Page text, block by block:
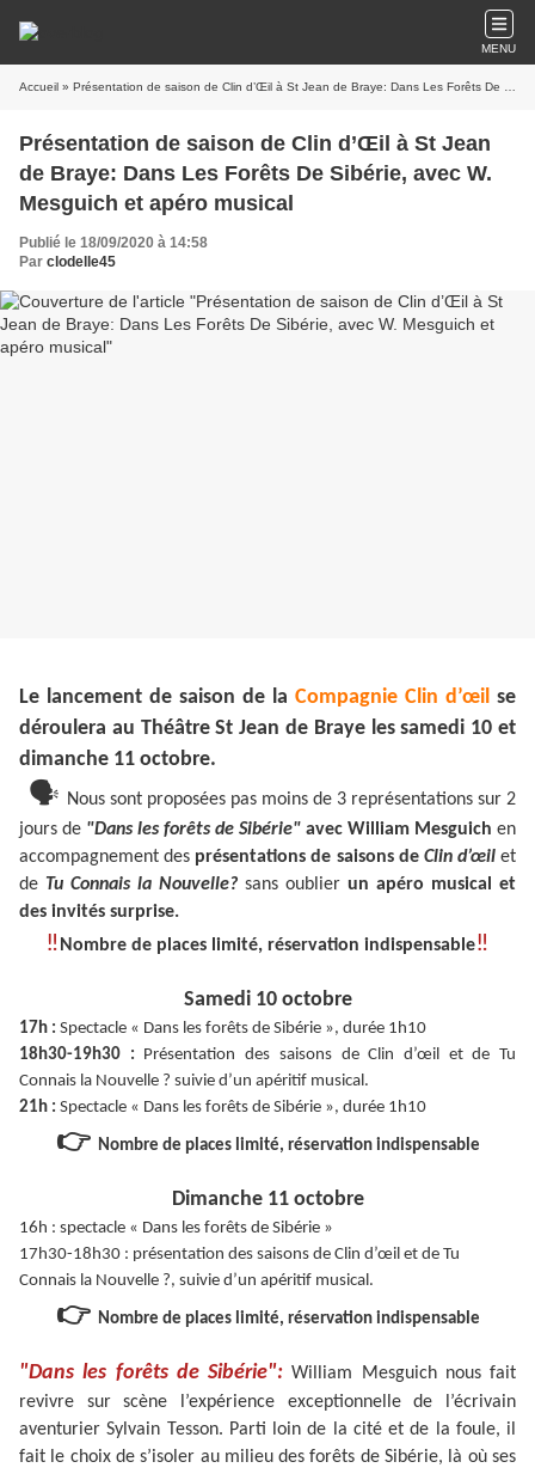
MENU
Accueil » Présentation de saison de Clin d’Œil à St Jean de Braye: Dans Les Forêts De Sibérie, avec W. Mesguich et apéro musical
Présentation de saison de Clin d’Œil à St Jean
de Braye: Dans Les Forêts De Sibérie, avec W.
Mesguich et apéro musical
Publié le 18/09/2020 à 14:58
Par clodelle45
Le lancement de saison de la Compagnie Clin d’œil se
déroulera au Théâtre St Jean de Braye les samedi 10 et
dimanche 11 octobre.
🗣 Nous sont proposées pas moins de 3 représentations sur 2
jours de "Dans les forêts de Sibérie" avec William Mesguich en
accompagnement des présentations de saisons de Clin d’œil et
de Tu Connais la Nouvelle? sans oublier un apéro musical et
des invités surprise.
‼ Nombre de places limité, réservation indispensable‼
Samedi 10 octobre
17h : Spectacle « Dans les forêts de Sibérie », durée 1h10
18h30-19h30 : Présentation des saisons de Clin d’œil et de Tu
Connais la Nouvelle ? suivie d’un apéritif musical.
21h : Spectacle « Dans les forêts de Sibérie », durée 1h10
👉 Nombre de places limité, réservation indispensable
Dimanche 11 octobre
16h : spectacle « Dans les forêts de Sibérie »
17h30-18h30 : présentation des saisons de Clin d’œil et de Tu
Connais la Nouvelle ?, suivie d’un apéritif musical.
👉 Nombre de places limité, réservation indispensable
"Dans les forêts de Sibérie":William Mesguich nous fait
revivre sur scène l’expérience exceptionnelle de l’écrivain
aventurier Sylvain Tesson. Parti loin de la cité et de la foule, il
fait le choix de s’isoler au milieu des forêts de Sibérie, là où ses